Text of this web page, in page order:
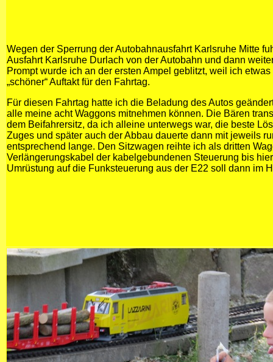
Wegen der Sperrung der Autobahnausfahrt Karlsruhe Mitte
Ausfahrt Karlsruhe Durlach von der Autobahn und dann
Prompt wurde ich an der ersten Ampel geblitzt, weil ich
„schöner“ Auftakt für den Fahrtag.
Für diesen Fahrtag hatte ich die Beladung des Autos
alle meine acht Waggons mitnehmen können. Die Bären
dem Beifahrersitz, da ich alleine unterwegs war, die beste
Zuges und später auch der Abbau dauerte dann mit jeweils
entsprechend lange. Den Sitzwagen reihte ich als dritten
Verlängerungskabel der kabelgebundenen Steuerung bis
Umrüstung auf die Funksteuerung aus der E22 soll dann im